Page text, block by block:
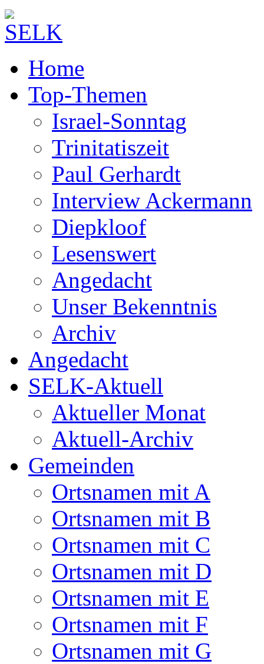
Home
Top-Themen
Israel-Sonntag
Trinitatiszeit
Paul Gerhardt
Interview Ackermann
Diepkloof
Lesenswert
Angedacht
Unser Bekenntnis
Archiv
Angedacht
SELK-Aktuell
Aktueller Monat
Aktuell-Archiv
Gemeinden
Ortsnamen mit A
Ortsnamen mit B
Ortsnamen mit C
Ortsnamen mit D
Ortsnamen mit E
Ortsnamen mit F
Ortsnamen mit G